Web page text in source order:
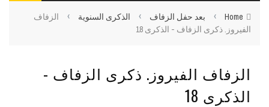
Home
› بعد حفل الزفاف › الذكرى السنوية ›
الزفاف
الفيروز. ذكرى الزفاف - الذكرى 18
الزفاف الفيروز. ذكرى الزفاف -
الذكرى 18